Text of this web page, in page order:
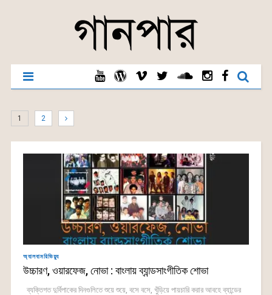
1 2
অ্যালবামরিভিয়্যু
উচ্চারণ, ওয়ারফেজ, নোভা : বাংলায় ব্যান্ডসাংগীতিক শোভা
ব্যক্তিগত দুর্বিপাকের দিনগুলিতে শুয়ে শুয়ে, বসে বসে, খুঁড়িয়ে পায়চারি করার আবহে ব্যান্ডের